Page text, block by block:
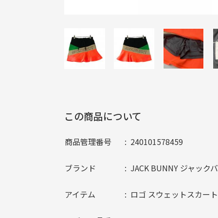
この商品について
商品管理番号 240101578459
ブランド JACK BUNNY ジャック
アイテム ロゴ スウェットスカート